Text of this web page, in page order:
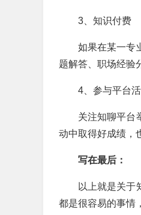
3、知识付费
如果在某一专
题解答、职场经验
4、参与平台
关注知聊平台
动中取得好成绩，
写在最后：
以上就是关于
都是很容易的事情